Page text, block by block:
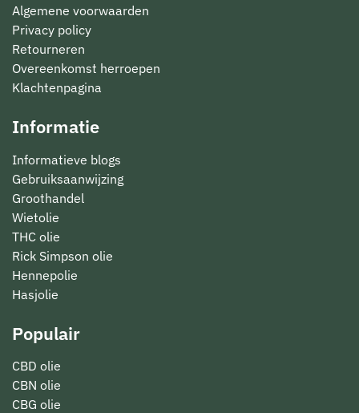
Algemene voorwaarden
Privacy policy
Retourneren
Overeenkomst herroepen
Klachtenpagina
Informatie
Informatieve blogs
Gebruiksaanwijzing
Groothandel
Wietolie
THC olie
Rick Simpson olie
Hennepolie
Hasjolie
Populair
CBD olie
CBN olie
CBG olie